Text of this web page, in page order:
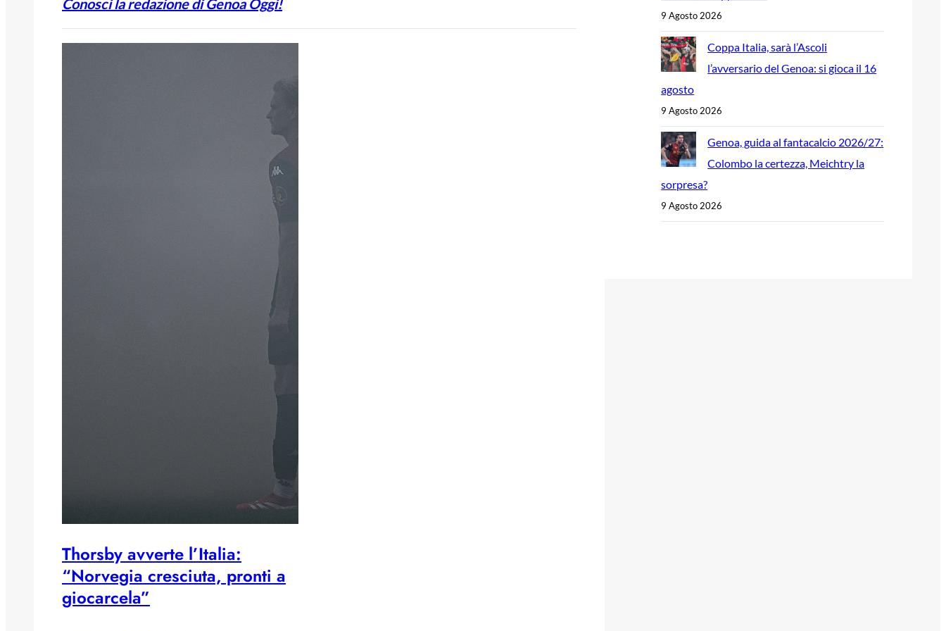
Conosci la redazione di Genoa Oggi!
Thorsby avverte l’Italia:
“Norvegia cresciuta, pronti a
giocarcela”
9 Agosto 2026
Coppa Italia, sarà l’Ascoli
l’avversario del Genoa: si gioca il 16
agosto
9 Agosto 2026
Genoa, guida al fantacalcio 2026/27:
Colombo la certezza, Meichtry la
sorpresa?
9 Agosto 2026